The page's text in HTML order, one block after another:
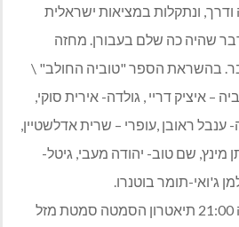
ונתקלות במציאות ישראלית
שהיה כה שלם בעבורן. מחזה
בהשראת הספר "טוביה החולב" \
– איציק דריי , גולדה- אירית סוקי,
ענבל ראובן ,עופרי – שרית אדלשטיין,
מינץ, שם טוב- יהודה מעבי, גיטל-
ג'ואי-תומר בוטנרו.
יום חמישי 24.3.22 בשעה 21:00 תיאטרון הסמטה סמטת מזל